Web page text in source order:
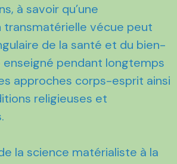
à savoir qu’une
transmatérielle vécue peut
de la santé et du bien-
enseigné pendant longtemps
approches corps-esprit ainsi
religieuses et
la science matérialiste à la